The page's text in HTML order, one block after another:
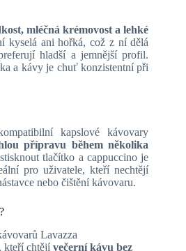
mléčná krémovost a lehké
kyselá ani hořká, což z ní dělá
hladší a jemnější profil.
a kávy je chuť konzistentní při
kapslové kávovary
přípravu během několika
tlačítko a cappuccino je
pro uživatele, kteří nechtějí
nebo čištění kávovaru.
Lavazza
kteří chtějívečerní kávu bez